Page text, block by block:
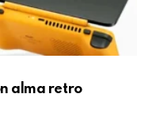
alma retro